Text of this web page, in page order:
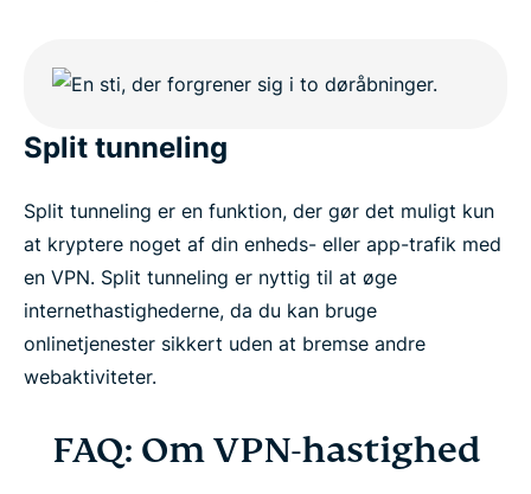
Split tunneling
Split tunneling er en funktion, der gør det muligt kun
at kryptere noget af din enheds- eller app-trafik med
en VPN. Split tunneling er nyttig til at øge
internethastighederne, da du kan bruge
onlinetjenester sikkert uden at bremse andre
webaktiviteter.
FAQ: Om VPN-hastighed